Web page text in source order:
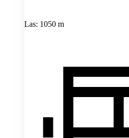
Las: 1050 m